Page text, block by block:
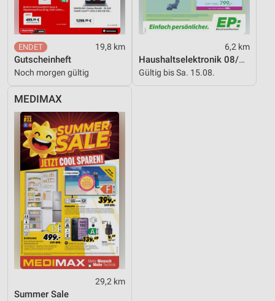
19,8 km
Gutscheinheft
Noch morgen gültig
6,2 km
Haushaltselektronik 08/2026
Gültig bis Sa. 15.08.
MEDIMAX
29,2 km
Summer Sale